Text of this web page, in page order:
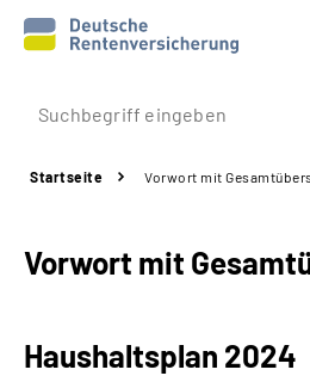
Prävention
Rente
Startseite Vorwort mit
Vorwort mit
Haushaltsplan 2024